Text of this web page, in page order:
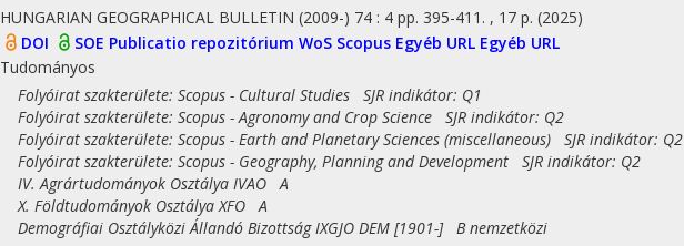
HUNGARIAN GEOGRAPHICAL BULLETIN (2009-) 74 : 4 pp. 395-411. , 17 p. (2025)
DOI
SOE Publicatio repozitórium WoS Scopus Egyéb URL Egyéb URL
Tudományos
Folyóirat szakterülete: Scopus - Cultural Studies SJR indikátor: Q1
Folyóirat szakterülete: Scopus - Agronomy and Crop Science SJR indikátor: Q2
Folyóirat szakterülete: Scopus - Earth and Planetary Sciences (miscellaneous) SJR indikátor: Q2
Folyóirat szakterülete: Scopus - Geography, Planning and Development SJR indikátor: Q2
IV. Agrártudományok Osztálya IVAO A
X. Földtudományok Osztálya XFO A
Demográfiai Osztályközi Állandó Bizottság IXGJO DEM [1901-] B nemzetközi